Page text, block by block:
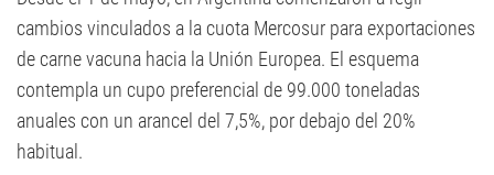
cambios vinculados a la cuota Mercosur para exportaciones
de carne vacuna hacia la Unión Europea. El esquema
contempla un cupo preferencial de 99.000 toneladas
anuales con un arancel del 7,5%, por debajo del 20%
habitual.